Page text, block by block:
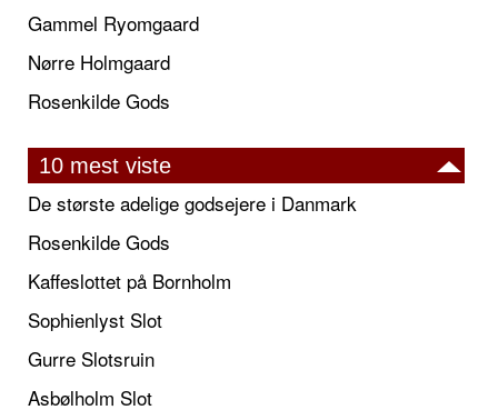
Gammel Ryomgaard
Nørre Holmgaard
Rosenkilde Gods
10 mest viste
De største adelige godsejere i Danmark
Rosenkilde Gods
Kaffeslottet på Bornholm
Sophienlyst Slot
Gurre Slotsruin
Asbølholm Slot